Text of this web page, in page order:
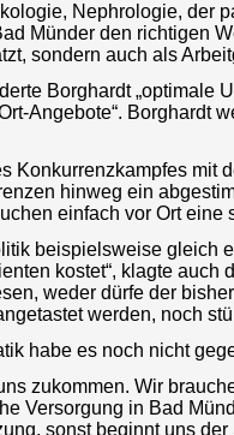
Nephrologie, der
Münder den richtigen
sondern auch als
Borghardt „optimale
Angebote“. Borghardt
Konkurrenzkampfes mit
hinweg ein
einfach vor Ort
beispielsweise gleich
kostet“, klagte
weder dürfe der
werden, noch
habe es noch nicht
zukommen. Wir
Versorgung in Bad
sonst beginnt uns